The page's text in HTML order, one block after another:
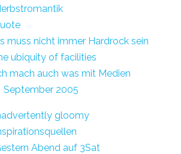
muss nicht immer Hardrock sein
ubiquity of facilities
mach auch was mit Medien
September 2005
gloomy
Abend auf 3Sat